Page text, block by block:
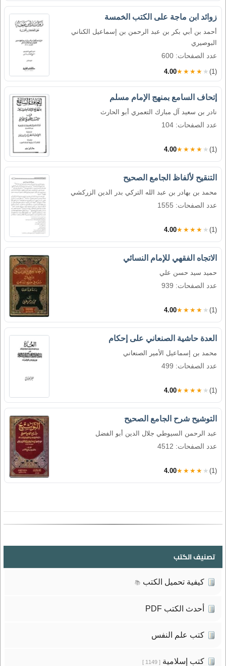
زوائد ابن ماجة على الكتب الخمسة
أحمد بن أبي بكر بن عبد الرحمن بن إسماعيل الكناني
البوصيري
عدد الصفحات: 600
4.00★★★★★ (1)
إتحاف السامع بمنهج الإمام مسلم
نادر بن سعيد آل مبارك التعمري أبو الحارث
عدد الصفحات: 104
4.00★★★★★ (1)
التنقيح لألفاظ الجامع الصحيح
محمد بن بهادر بن عبد الله التركي بدر الدين الزركشي
عدد الصفحات: 1555
4.00★★★★★ (1)
الاتجاه الفقهي للإمام النسائي
حميد سيد حسن علي
عدد الصفحات: 939
4.00★★★★★ (1)
العدة حاشية الصنعاني على إحكام
محمد بن إسماعيل الأمير الصنعاني
عدد الصفحات: 499
4.00★★★★★ (1)
التوشيح شرح الجامع الصحيح
عبد الرحمن السيوطي جلال الدين أبو الفضل
عدد الصفحات: 4512
4.00★★★★★ (1)
تصنيف الكتب
كيفية تحميل الكتب 📚
أحدث الكتب PDF
كتب علم النفس
كتب إسلامية[ 1149 ]